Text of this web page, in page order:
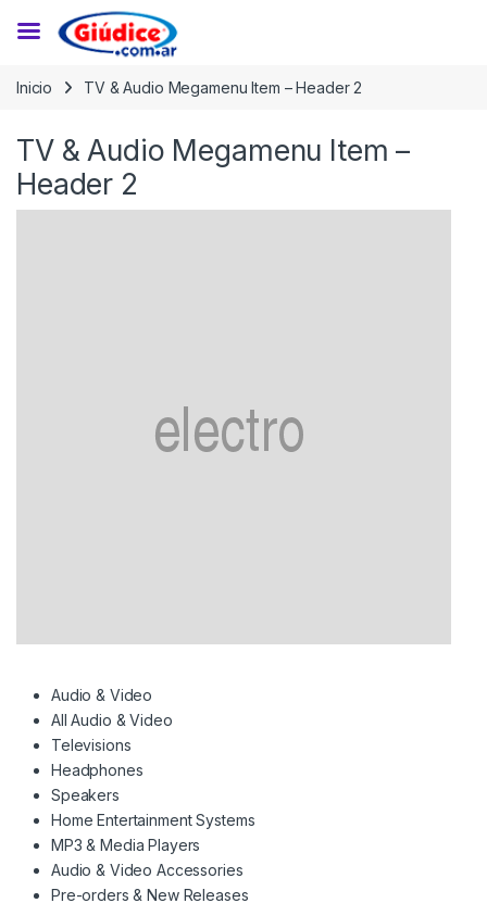
Inicio TV & Audio Megamenu Item – Header 2
TV & Audio Megamenu Item –
Header 2
Audio & Video
All Audio & Video
Televisions
Headphones
Speakers
Home Entertainment Systems
MP3 & Media Players
Audio & Video Accessories
Pre-orders & New Releases